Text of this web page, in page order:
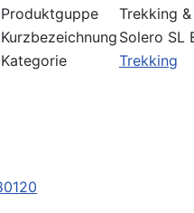
Produktguppe
Trekking
Kurzbezeichnung Solero SL
Kategorie
Trekking